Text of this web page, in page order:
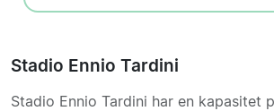
Stadio Ennio Tardini
Stadio Ennio Tardini har en kapasitet